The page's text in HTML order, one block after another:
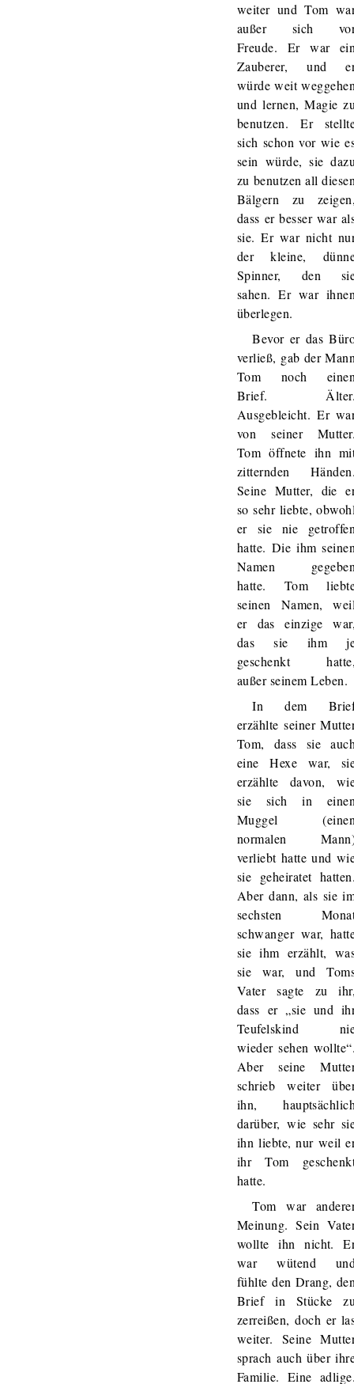
weiter und Tom
außer sich
Freude. Er war
Zauberer, und
würde weit
und lernen, Magie
benutzen. Er
sich schon vor wie
sein würde, sie
zu benutzen all
Bälgern zu
dass er besser war
sie. Er war nicht
der kleine,
Spinner, den
sahen. Er war
überlegen.
Bevor er das
verließ, gab der
Tom noch
Brief.
Ausgebleicht. Er
von seiner
Tom öffnete ihn
zitternden
Seine Mutter, die
so sehr liebte,
er sie nie
hatte. Die ihm
Namen
hatte. Tom
seinen Namen,
er das einzige
das sie ihm
geschenkt
außer seinem Leben.
In dem
erzählte seiner
Tom, dass sie
eine Hexe war,
erzählte davon,
sie sich in
Muggel
normalen
verliebt hatte und
sie geheiratet
Aber dann, als sie
sechsten
schwanger war,
sie ihm erzählt,
sie war, und
Vater sagte zu
dass er „sie und
Teufelskind
wieder sehen
Aber seine
schrieb weiter
ihn,
darüber, wie sehr
ihn liebte, nur weil
ihr Tom
hatte.
Tom war
Meinung. Sein
wollte ihn nicht.
war wütend
fühlte den Drang,
Brief in Stücke
zerreißen, doch er
weiter. Seine
sprach auch über
Familie. Eine